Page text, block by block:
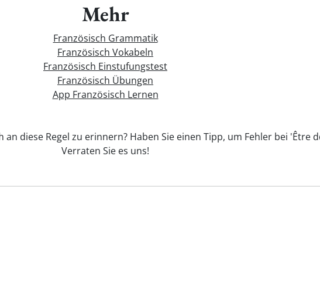
Mehr
Französisch Grammatik
Französisch Vokabeln
Französisch Einstufungstest
Französisch Übungen
App Französisch Lernen
diese Regel zu erinnern? Haben Sie einen Tipp, um Fehler bei 'Être
Verraten Sie es uns!